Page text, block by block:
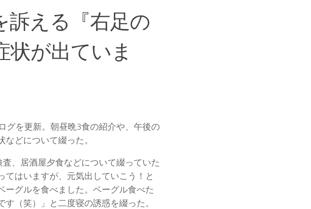
訴える『右足の
状が出ていま
グを更新。朝昼晩3食の紹介や、午後の
どについて綴った。
、居酒屋夕食などについて綴っていた
はいますが、元気出していこう！と
グルを食べました。ベーグル食べた
（笑）」と二度寝の誘惑を綴った。